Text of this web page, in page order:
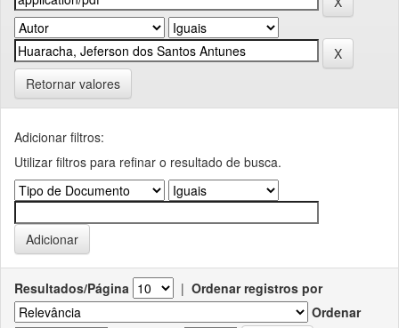
Retornar valores
Adicionar filtros:
Utilizar filtros para refinar o resultado de busca.
Resultados/Página | Ordenar registros por
Ordenar